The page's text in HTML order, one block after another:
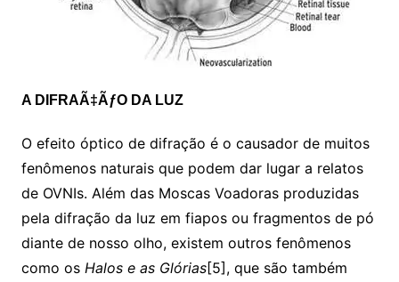
A DIFRAÃ‡ÃƒO DA LUZ
O efeito óptico de difração é o causador de muitos
fenômenos naturais que podem dar lugar a relatos
de OVNIs. Além das Moscas Voadoras produzidas
pela difração da luz em fiapos ou fragmentos de pó
diante de nosso olho, existem outros fenômenos
como os Halos e as Glórias[5], que são também